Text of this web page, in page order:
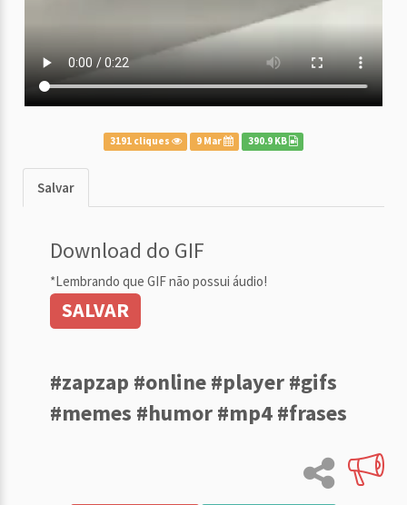
3191 cliques 9 Mar 390.9 KB
Salvar
Download do GIF
*Lembrando que GIF não possui áudio!
SALVAR
#zapzap #online #player #gifs
#memes #humor #mp4 #frases